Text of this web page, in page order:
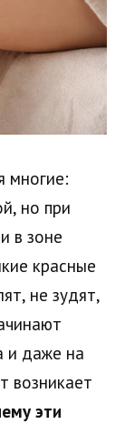
многие:
но при
в зоне
красные
не зудят,
и даже на
возникает
эти